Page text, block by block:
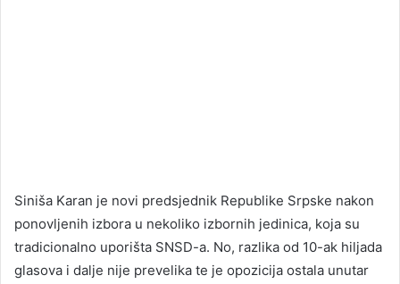
Siniša Karan je novi predsjednik Republike Srpske nakon
ponovljenih izbora u nekoliko izbornih jedinica, koja su
tradicionalno uporišta SNSD-a. No, razlika od 10-ak hiljada
glasova i dalje nije prevelika te je opozicija ostala unutar